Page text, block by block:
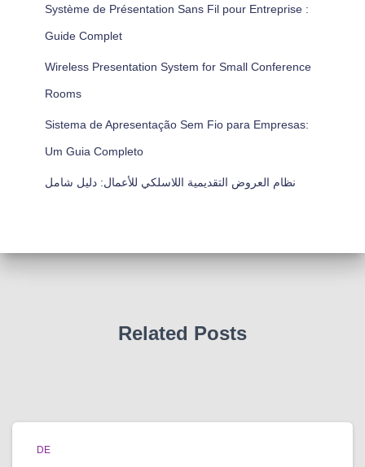
Système de Présentation Sans Fil pour Entreprise :
Guide Complet
Wireless Presentation System for Small Conference
Rooms
Sistema de Apresentação Sem Fio para Empresas:
Um Guia Completo
نظام العروض التقديمية اللاسلكي للأعمال: دليل شامل
Related Posts
DE